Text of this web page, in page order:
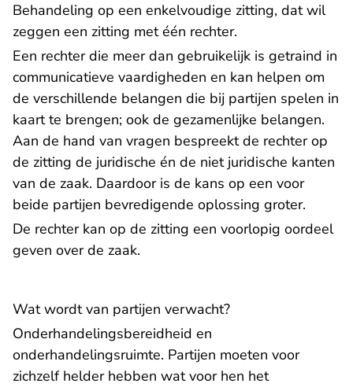
Behandeling op een enkelvoudige zitting, dat wil
zeggen een zitting met één rechter.
Een rechter die meer dan gebruikelijk is getraind in
communicatieve vaardigheden en kan helpen om
de verschillende belangen die bij partijen spelen in
kaart te brengen; ook de gezamenlijke belangen.
Aan de hand van vragen bespreekt de rechter op
de zitting de juridische én de niet juridische kanten
van de zaak. Daardoor is de kans op een voor
beide partijen bevredigende oplossing groter.
De rechter kan op de zitting een voorlopig oordeel
geven over de zaak.
Wat wordt van partijen verwacht?
Onderhandelingsbereidheid en
onderhandelingsruimte. Partijen moeten voor
zichzelf helder hebben wat voor hen het